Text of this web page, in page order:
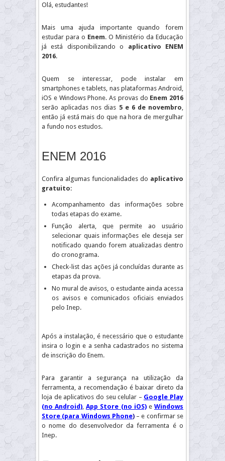
Olá, estudantes!
Mais uma ajuda importante quando forem
estudar para o Enem. O Ministério da Educação
já está disponibilizando o aplicativo ENEM
2016.
Quem se interessar, pode instalar em
smartphones e tablets, nas plataformas Android,
iOS e Windows Phone. As provas do Enem 2016
serão aplicadas nos dias 5 e 6 de novembro,
então já está mais do que na hora de mergulhar
a fundo nos estudos.
ENEM 2016
Confira algumas funcionalidades do aplicativo
gratuito:
Acompanhamento das informações sobre
todas etapas do exame.
Função alerta, que permite ao usuário
selecionar quais informações ele deseja ser
notificado quando forem atualizadas dentro
do cronograma.
Check-list das ações já concluídas durante as
etapas da prova.
No mural de avisos, o estudante ainda acessa
os avisos e comunicados oficiais enviados
pelo Inep.
Após a instalação, é necessário que o estudante
insira o login e a senha cadastrados no sistema
de inscrição do Enem.
Para garantir a segurança na utilização da
ferramenta, a recomendação é baixar direto da
loja de aplicativos do seu celular – Google Play
(no Android),App Store (no iOS)eWindows
Store (para Windows Phone)– e confirmar se
o nome do desenvolvedor da ferramenta é o
Inep.